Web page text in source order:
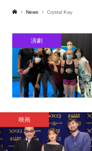
News Crystal Kay
演劇
映画